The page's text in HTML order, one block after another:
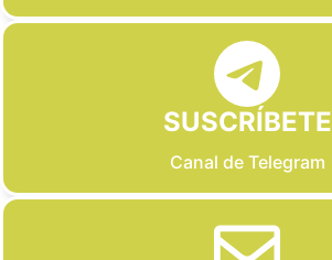
SUSCRÍBETE
Canal de Telegram